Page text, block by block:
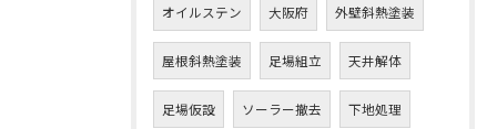
オイルステン 大阪府 外壁斜熱塗装
屋根斜熱塗装 足場組立 天井解体
足場仮設 ソーラー撤去 下地処理